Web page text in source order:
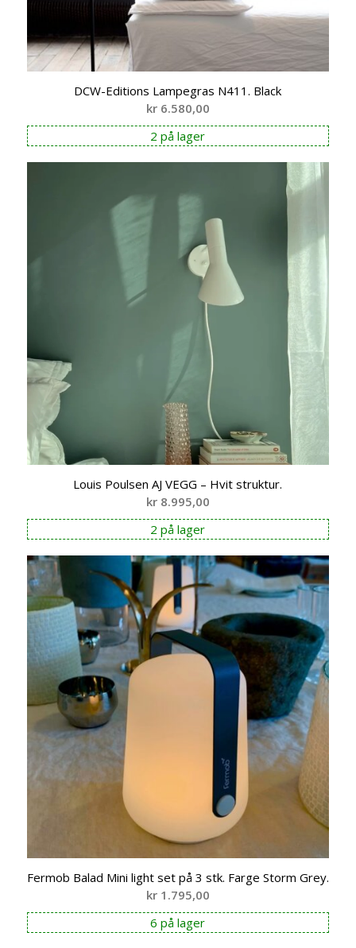
DCW-Editions Lampegras N411. Black
kr6.580,00
2 på lager
Louis Poulsen AJ VEGG – Hvit struktur.
kr8.995,00
2 på lager
Fermob Balad Mini light set på 3 stk. Farge Storm Grey.
kr1.795,00
6 på lager